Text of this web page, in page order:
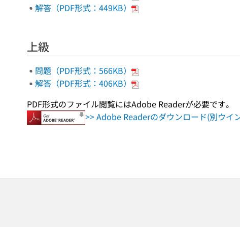
解答（PDF形式：449KB）
上級
問題（PDF形式：566KB）
解答（PDF形式：406KB）
PDF形式のファイル閲覧にはAdobe Readerが必要です。
>> Adobe Readerのダウンロード(別ウイ